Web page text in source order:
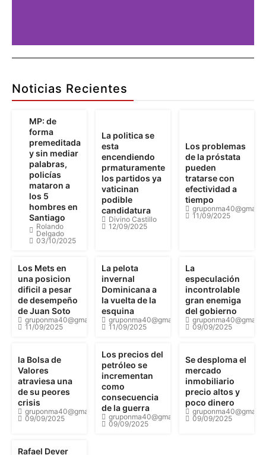
Aquí
Detalles
Noticias Recientes
MP: de
forma
premeditada
y sin mediar
palabras,
policías
mataron a
los 5
hombres en
Santiago
Rolando
Delgado
03/10/2025
La politica se
esta
encendiendo
prmaturamente
los partidos ya
vaticinan
podible
candidatura
Divino Castillo
12/09/2025
Los problemas
de la próstata
pueden
tratarse con
efectividad a
tiempo
11/09/2025
Los Mets en
una posicion
dificil a pesar
de desempeño
de Juan Soto
gruponma40@gmail.com
11/09/2025
La pelota
invernal
Dominicana a
la vuelta de la
esquina
gruponma40@gmail.com
11/09/2025
La
especulación
incontrolable
gran enemiga
del gobierno
09/09/2025
la Bolsa de
Valores
atraviesa una
de su peores
crisis
gruponma40@gmail.com
09/09/2025
Los precios del
petróleo se
incrementan
como
consecuencia
de la guerra
gruponma40@gmail.com
09/09/2025
Se desploma el
mercado
inmobiliario
precio altos y
poco dinero
09/09/2025
Rafael Dever